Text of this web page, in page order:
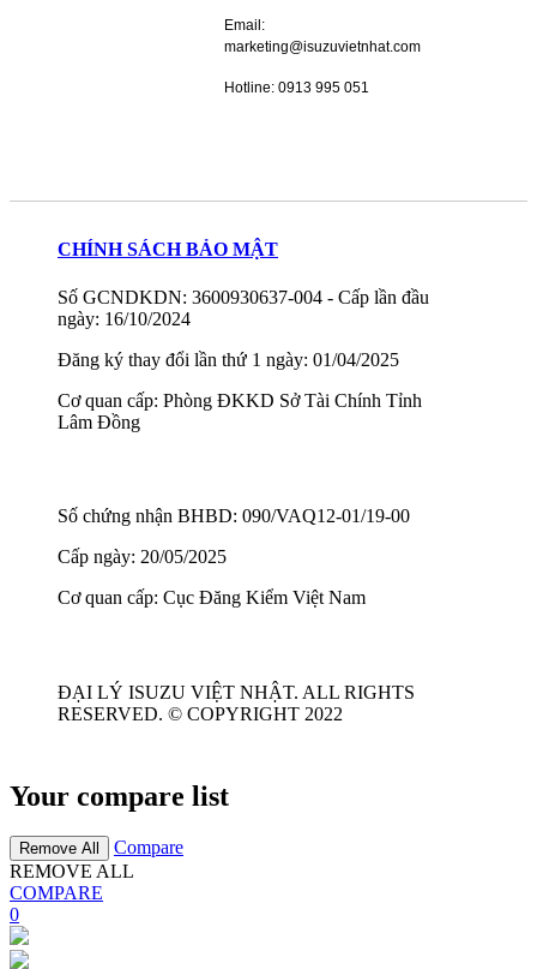
Email:
marketing@isuzuvietnhat.com
Hotline: 0913 995 051
CHÍNH SÁCH BẢO MẬT
Số GCNDKDN: 3600930637-004 - Cấp lần đầu
ngày: 16/10/2024
Đăng ký thay đổi lần thứ 1 ngày: 01/04/2025
Cơ quan cấp: Phòng ĐKKD Sở Tài Chính Tỉnh
Lâm Đồng
Số chứng nhận BHBD: 090/VAQ12-01/19-00
Cấp ngày: 20/05/2025
Cơ quan cấp: Cục Đăng Kiểm Việt Nam
ĐẠI LÝ ISUZU VIỆT NHẬT. ALL RIGHTS
RESERVED. © COPYRIGHT 2022
Your compare list
Remove All
Compare
REMOVE ALL
COMPARE
0